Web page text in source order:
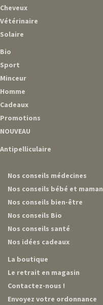
Cheveux
Vétérinaire
Solaire
Bio
Sport
Minceur
Homme
Cadeaux
Promotions
NOUVEAU
Antipelliculaire
Nos conseils médecines
Nos conseils bébé et maman
Nos conseils bien-être
Nos conseils Bio
Nos conseils santé
Nos idées cadeaux
La boutique
Le retrait en magasin
Contactez-nous !
Envoyez votre ordonnance